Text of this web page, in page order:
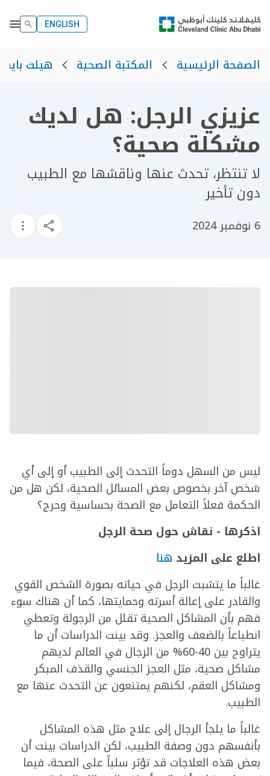
ENGLISH
الصفحة الرئيسية المكتبة الصحية هيلث بايت
عزيزي الرجل: هل لديك
مشكلة صحية؟
لا تنتظر، تحدث عنها وناقشها مع الطبيب
دون تأخير​
6 نوفمبر 2024
ليس من السهل دوماً التحدث إلى الطبيب أو إلى أي
شخص آخر بخصوص بعض المسائل الصحية، لكن هل من
الحكمة فعلاً التعامل مع الصحة بحساسية وحرج؟
اذكرها - نقاش حول صحة الرجل
اطلع على المزيد هنا
غالباً ما يتشبث الرجل في حياته بصورة الشخص القوي
والقادر على إعالة أسرته وحمايتها، كما أن هناك سوء
فهم بأن المشاكل الصحية تقلل من الرجولة وتعطي
انطباعاً بالضعف والعجز. وقد بينت الدراسات أن ما
يتراوح بين 40-60% من الرجال في العالم لديهم
مشاكل صحية، مثل العجز الجنسي والقذف المبكر
ومشاكل العقم، لكنهم يمتنعون عن التحدث عنها مع
الطبيب.
غالباً ما يلجأ الرجال إلى علاج مثل هذه المشاكل
بأنفسهم دون وصفة الطبيب، لكن الدراسات بينت أن
بعض هذه العلاجات قد تؤثر سلباً على الصحة، فيما